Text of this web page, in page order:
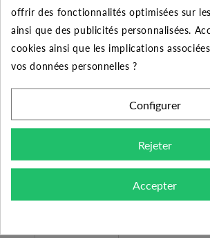
CARACTÉRISTIQUES
Utilisateurs Domestique et
18 litres V
5 ans
CHALLENGER
offrir des fonctionnalités optimisées sur
ainsi que des publicités personnalisées.
cookies ainsi que les implications
vos données personnelles ?
Configurer
Rejeter
Accepter